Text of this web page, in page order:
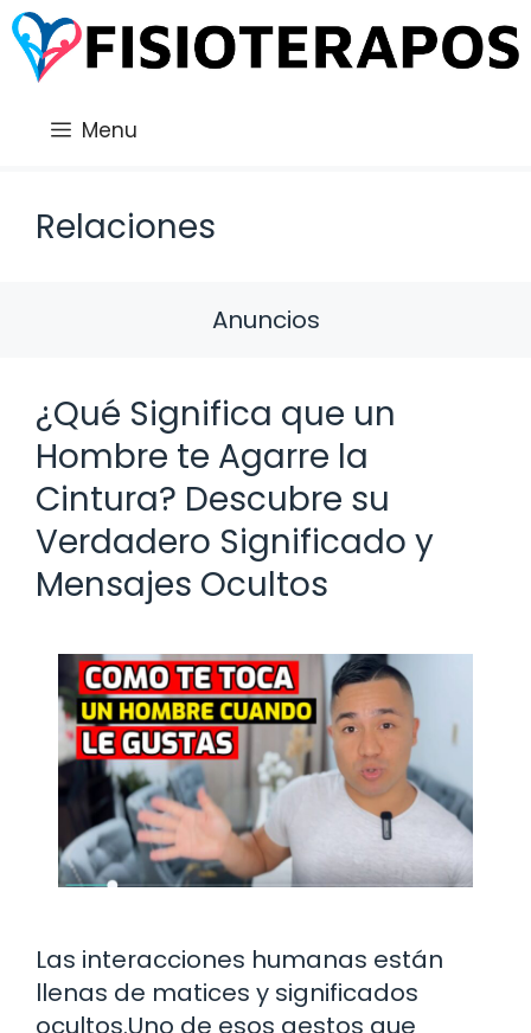
Saltar
al
contenido
Menu
Relaciones
Anuncios
¿Qué Significa que un
Hombre te Agarre la
Cintura? Descubre su
Verdadero Significado y
Mensajes Ocultos
Las interacciones humanas están
llenas de matices y significados
ocultos.Uno de esos gestos que